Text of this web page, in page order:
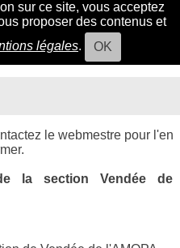
sur ce site, vous acceptez
proposer des contenus et
légales. OK
le webmestre pour l'en
la section Vendée de